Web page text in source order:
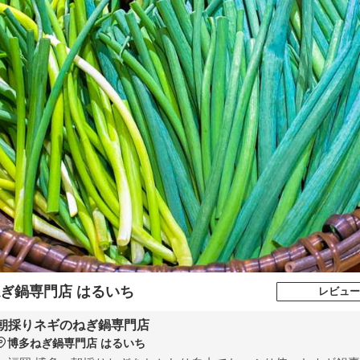
鍋専門店 はるいち レビュ
採りネギのねぎ鍋専門店
博多ねぎ鍋専門店 はるいち